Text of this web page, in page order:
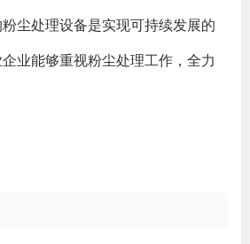
尘处理设备是实现可持续发展的
业能够重视粉尘处理工作，全力